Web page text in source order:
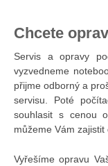
Chcete
Servis a opravy
vyzvedneme
přijme odborný a
servisu. Poté
souhlasit s cenou
můžeme Vám
Vyřešíme opravu